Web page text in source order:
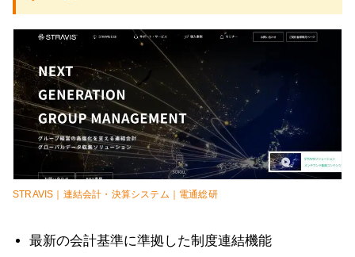
STRAVIS｜連結会計・決算システム｜電通総研
最新の会計基準に準拠した制度連結機能